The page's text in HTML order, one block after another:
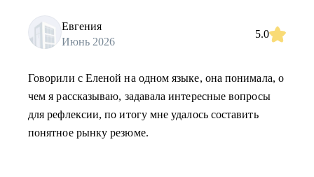
Евгения
Июнь 2026
5.0
Говорили с Еленой на одном языке, она понимала, о
чем я рассказываю, задавала интересные вопросы
для рефлексии, по итогу мне удалось составить
понятное рынку резюме.